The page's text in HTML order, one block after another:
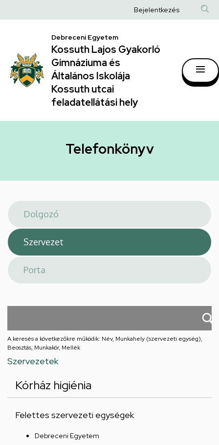
|
Kossuth
Lajos
Gyakorló
Gimnáziuma
Általános
hely
a
Anonim
fiók
Bejelentkezés
Debreceni Egyetem
Kossuth Lajos Gyakorló
Gimnáziuma és
Általános Iskolája
Kossuth utcai
feladatellátási hely
Telefonkönyv
A keresés a következőkre működik: Név, Munkahely (szervezeti egység),
Beosztás, Munkakör, Mellék
Szervezetek
Kórház higiénia
Felettes szervezeti egységek
Debreceni Egyetem